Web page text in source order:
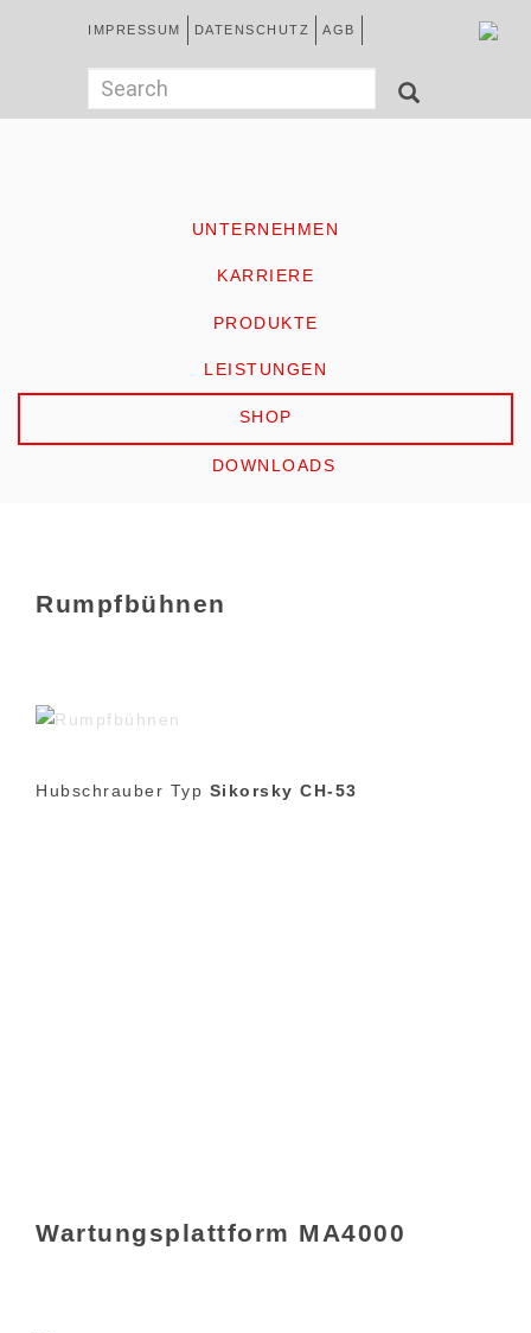
Kopfzeile
IMPRESSUM DATENSCHUTZ AGB
Suchformular
Search SEARCH
UNTERNEHMEN
KARRIERE
PRODUKTE
LEISTUNGEN
SHOP
DOWNLOADS
Rumpfbühnen
Hubschrauber Typ Sikorsky CH-53
Wartungsplattform MA4000